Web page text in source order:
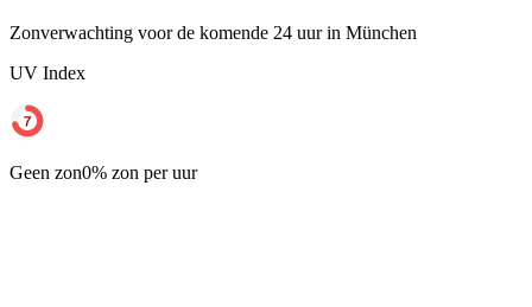
Zonverwachting voor de komende 24 uur in München
UV Index
Geen zon0% zon per uur